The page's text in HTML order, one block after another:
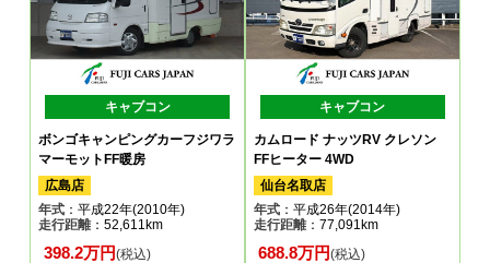
キャブコン
ボンゴキャンピングカーフジワラ
マーモットFF暖房
広島店
年式 ：平成22年(2010年)
走行距離：52,611km
398.2万円(税込)
キャブコン
カムロード ナッツRV クレソン
FFヒーター 4WD
仙台名取店
年式：平成26年(2014年)
走行距離：77,091km
688.8万円(税込)